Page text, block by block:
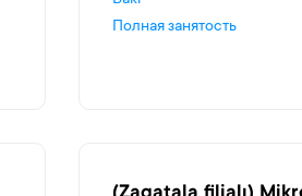
Полная занятость